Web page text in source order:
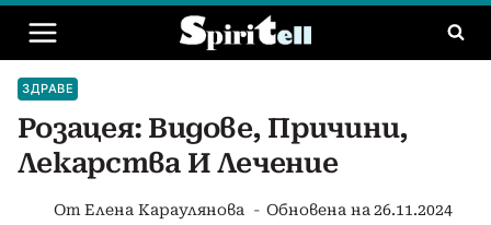
Към
съдържанието
ЗДРАВЕ
Розацея: Видове, Причини,
Лекарства И Лечение
От Елена Караулянова Обновена на 26.11.2024